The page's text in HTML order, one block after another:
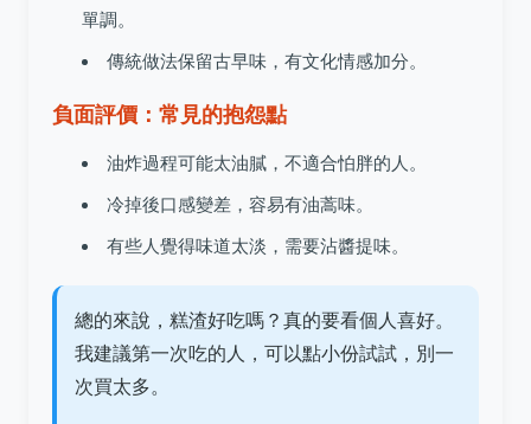
單調。
傳統做法保留古早味，有文化情感加分。
負面評價：常見的抱怨點
油炸過程可能太油膩，不適合怕胖的人。
冷掉後口感變差，容易有油蒿味。
有些人覺得味道太淡，需要沾醬提味。
總的來說，糕渣好吃嗎？真的要看個人喜好。
我建議第一次吃的人，可以點小份試試，別一
次買太多。